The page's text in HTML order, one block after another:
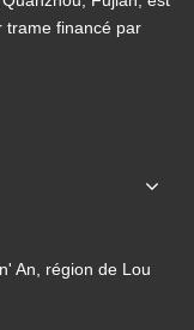
trame financé par
An, région de Lou